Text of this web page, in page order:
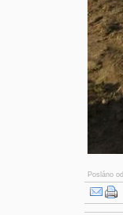
Posláno od